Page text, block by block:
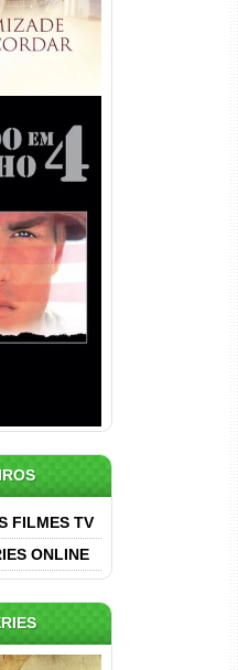
de Julho
DL 1080p
FILMES TV
ONLINE